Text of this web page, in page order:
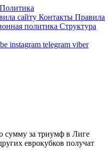
Политика
сайту Контакты Правила
политика Структура
instagram telegram viber
сумму за триумф в Лиге
еврокубков получат